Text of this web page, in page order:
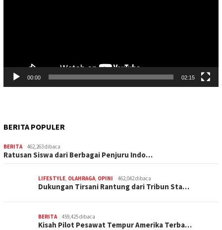
00:00 02:15
BERITA POPULER
BERITA 462,263 dibaca
Ratusan Siswa dari Berbagai Penjuru Indo…
LIFESTYLE OLAHRAGA OPINI 462,042 dibaca
Dukungan Tirsani Rantung dari Tribun Sta…
BERITA 459,425 dibaca
Kisah Pilot Pesawat Tempur Amerika Terba…